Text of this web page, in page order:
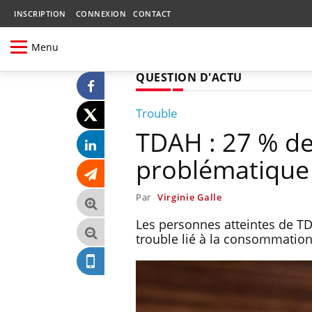
INSCRIPTION CONNEXION CONTACT
Menu
QUESTION D'ACTU
Trouble
TDAH : 27 %
Par Virginie Galle
Les personnes atteintes de
trouble lié à la